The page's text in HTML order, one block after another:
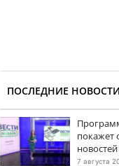
ПОСЛЕДНИЕ НОВОСТИ
покажет
7 августа